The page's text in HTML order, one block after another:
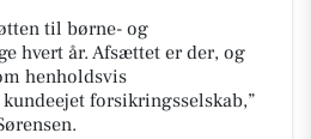
til børne- og
hvert år. Afsættet er der, og
henholdsvis
forsikringsselskab,”